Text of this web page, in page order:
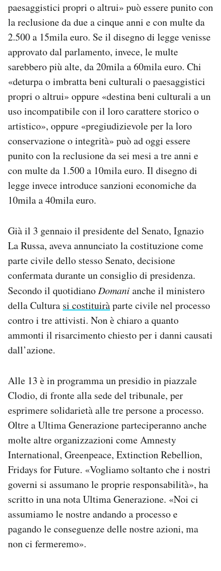
paesaggistici propri o altrui» può essere punito con
la reclusione da due a cinque anni e con multe da
2.500 a 15mila euro. Se il disegno di legge venisse
approvato dal parlamento, invece, le multe
sarebbero più alte, da 20mila a 60mila euro. Chi
«deturpa o imbratta beni culturali o paesaggistici
propri o altrui» oppure «destina beni culturali a un
uso incompatibile con il loro carattere storico o
artistico», oppure «pregiudizievole per la loro
conservazione o integrità» può ad oggi essere
punito con la reclusione da sei mesi a tre anni e
con multe da 1.500 a 10mila euro. Il disegno di
legge invece introduce sanzioni economiche da
10mila a 40mila euro.
Già il 3 gennaio il presidente del Senato, Ignazio
La Russa, aveva annunciato la costituzione come
parte civile dello stesso Senato, decisione
confermata durante un consiglio di presidenza.
Secondo il quotidiano Domanianche il ministero
della Cultura si costituiràparte civile nel processo
contro i tre attivisti. Non è chiaro a quanto
ammonti il risarcimento chiesto per i danni causati
dall’azione.
Alle 13 è in programma un presidio in piazzale
Clodio, di fronte alla sede del tribunale, per
esprimere solidarietà alle tre persone a processo.
Oltre a Ultima Generazione parteciperanno anche
molte altre organizzazioni come Amnesty
International, Greenpeace, Extinction Rebellion,
Fridays for Future. «Vogliamo soltanto che i nostri
governi si assumano le proprie responsabilità», ha
scritto in una nota Ultima Generazione. «Noi ci
assumiamo le nostre andando a processo e
pagando le conseguenze delle nostre azioni, ma
non ci fermeremo».